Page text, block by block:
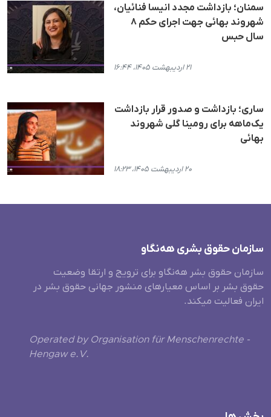
سمنان؛ بازداشت مجدد انیسا فنائیان،
شهروند بهائی جهت اجرای حکم ۸
سال حبس
۲۱ اردیبهشت ۱۴۰۵، ۱۶:۴۴
ساری؛ بازداشت و صدور قرار بازداشت
یک‌ماهه برای رومینا گلی شهروند
بهائی
۲۰ اردیبهشت ۱۴۰۵، ۱۸:۲۳
سازمان حقوق بشری هەنگاو
سازمان حقوق بشر هه‌نگاو برای ترویج و ارتقا وضعیت
حقوق بشر بر اساس معیارهای منشور جهانی حقوق بشر در
ایران فعالیت میکند.
Operated by Organisation für Menschenrechte -
Hengaw e.V.